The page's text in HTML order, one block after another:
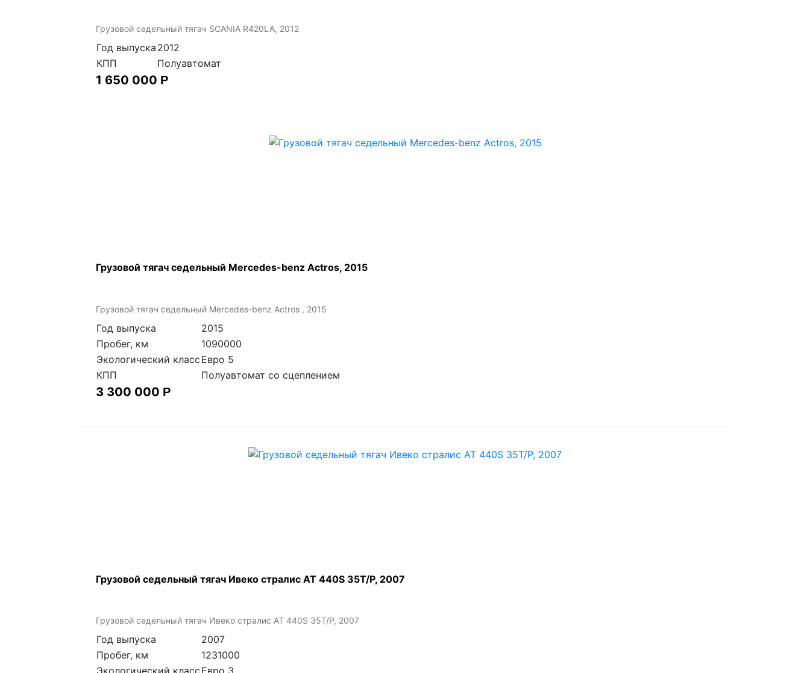
Грузовой седельный тягач SCANIA R420LA, 2012
Год выпуска 2012
КПП
Полуавтомат
1 650 000 Р
Грузовой тягач седельный Mercedes-benz Actros, 2015
Грузовой тягач седельный Mercedes-benz Actros , 2015
Год выпуска
2015
Пробег, км
1090000
Экологический класс Евро 5
КПП
Полуавтомат со сцеплением
3 300 000 Р
Грузовой седельный тягач Ивеко стралис АТ 440S 35T/P, 2007
Грузовой седельный тягач Ивеко стралис АТ 440S 35T/P, 2007
Год выпуска
2007
Пробег, км
1231000